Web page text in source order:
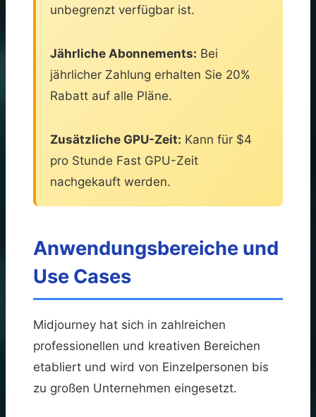
unbegrenzt verfügbar ist.
Jährliche Abonnements: Bei
jährlicher Zahlung erhalten Sie 20%
Rabatt auf alle Pläne.
Zusätzliche GPU-Zeit: Kann für $4
pro Stunde Fast GPU-Zeit
nachgekauft werden.
Anwendungsbereiche und
Use Cases
Midjourney hat sich in zahlreichen
professionellen und kreativen Bereichen
etabliert und wird von Einzelpersonen bis
zu großen Unternehmen eingesetzt.